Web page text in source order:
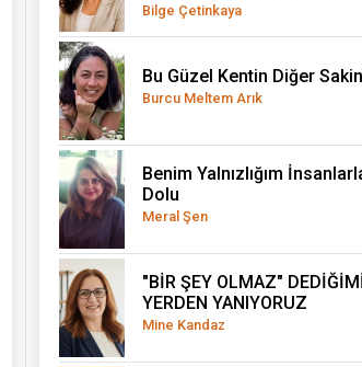
Bilge Çetinkaya
Bu Güzel Kentin Diğer
Burcu Meltem Arık
Benim Yalnızlığım
Dolu
Meral Şen
"BİR ŞEY OLMAZ"
YERDEN YANIYORUZ
Mine Kandaz